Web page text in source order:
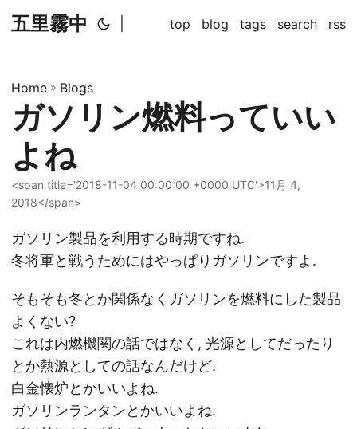
五里霧中 top blog tags search rss
Home » Blogs
ガソリン燃料っていい
よね
<span title='2018-11-04 00:00:00 +0000 UTC'>11月 4,
2018</span>
ガソリン製品を利用する時期ですね.
冬将軍と戦うためにはやっぱりガソリンですよ.
そもそも冬とか関係なくガソリンを燃料にした製品
よくない?
これは内燃機関の話ではなく, 光源としてだったり
とか熱源としての話なんだけど.
白金懐炉とかいいよね.
ガソリンランタンとかいいよね.